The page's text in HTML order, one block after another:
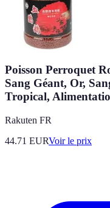
Poisson Perroquet
Sang Géant, Or,
Tropical,
Rakuten FR
44.71 EURVoir le prix